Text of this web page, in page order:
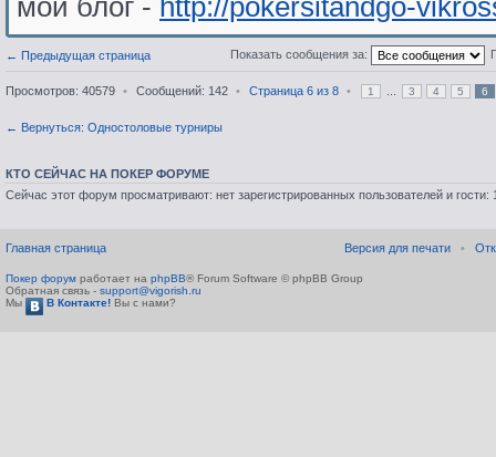
мой блог - http://pokersitandgo-
← Предыдущая страница Показать сообщения за:
Просмотров: 40579 • Сообщений: 142 • Страница 6из 8 • 1 3 4 5 6
← Вернуться: Одностоловые турниры
КТО СЕЙЧАС НА ПОКЕР ФОРУМЕ
Сейчас этот форум просматривают: нет зарегистрированных пользователей и гости:
Главная страница •
Версия для печати
Покер форум работает на phpBB® Forum Software © phpBB Group
Обратная связь - support@vigorish.ru
Мы
В Контакте! Вы с нами?